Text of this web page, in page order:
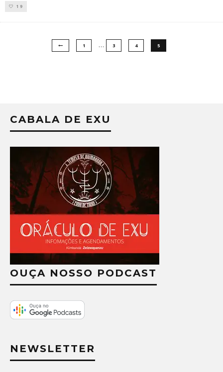
19
1 … 3 4 5
CABALA DE EXU
OUÇA NOSSO PODCAST
NEWSLETTER